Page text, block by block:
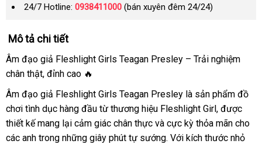
24/7 Hotline: 0938411000 (bán xuyên đêm 24/24)
Mô tả chi tiết
Âm đạo giả Fleshlight Girls Teagan Presley – Trải nghiệm
chân thật, đỉnh cao 🔥
Âm đạo giả Fleshlight Girls Teagan Presley là sản phẩm đồ
chơi tình dục hàng đầu từ thương hiệu Fleshlight Girl, được
thiết kế mang lại cảm giác chân thực và cực kỳ thỏa mãn cho
các anh trong những giây phút tự sướng. Với kích thước nhỏ